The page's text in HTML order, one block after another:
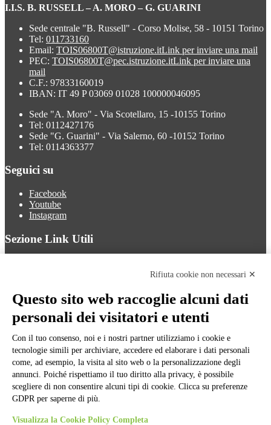
I.I.S. B. RUSSELL – A. MORO – G. GUARINI
Sede centrale "B. Russell" - Corso Molise, 58 - 10151 Torino
Tel: 011733160
Email: TOIS06800T@istruzione.itLink per inviare una mail
PEC: TOIS06800T@pec.istruzione.itLink per inviare una
mail
C.F.: 97833160019
IBAN: IT 49 P 03069 01028 100000046095
Sede "A. Moro" - Via Scotellaro, 15 -10155 Torino
Tel: 0112427176
Sede "G. Guarini" - Via Salerno, 60 -10152 Torino
Tel: 0114363377
Seguici su
Facebook
Youtube
Instagram
Sezione Link Utili
Ufficio Relazioni con il Pubblico
Dichiarazione di accessibilità
Obiettivi di accessibilità
Gestione consensi cookie
Amministrazione trasparente
Pagina visualizzata
1272 volte
Sezione Copyright
Rifiuta cookie non necessari ✕
Questo sito web raccoglie alcuni dati
personali dei visitatori e utenti
Con il tuo consenso, noi e i nostri partner utilizziamo i cookie e
tecnologie simili per archiviare, accedere ed elaborare i dati personali
come, ad esempio, la visita al sito web o la personalizzazione degli
annunci. Poiché rispettiamo il tuo diritto alla privacy, è possibile
scegliere di non consentire alcuni tipi di cookie. Clicca su preferenze
GDPR per saperne di più.
Visualizza la Cookie Policy Completa